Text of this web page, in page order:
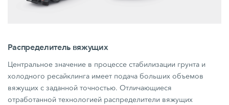
Распределитель вяжущих
Центральное значение в процессе стабилизации грунта и
холодного ресайклинга имеет подача больших объемов
вяжущих с заданной точностью. Отличающиеся
отработанной технологией распределители вяжущих